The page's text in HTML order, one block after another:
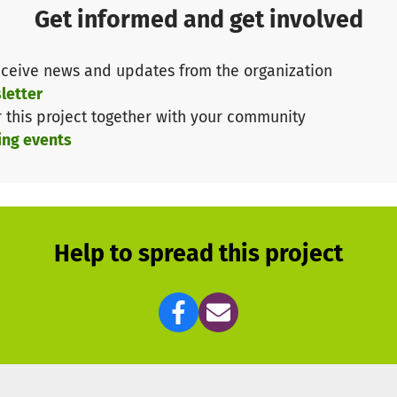
guten gebrauchten Fzg., das in Eigenleistung auf
Get informed and get involved
news and updates from the organization
this project together with your community
events
Help to spread this project